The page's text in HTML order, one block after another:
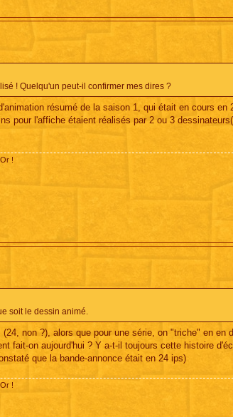
! Quelqu'un peut-il confirmer mes dires ?
résumé de la saison 1, qui était en cours en
pour l'affiche étaient réalisés par 2 ou 3
!
soit le dessin animé.
non ?), alors que pour une série, on "triche" en en
fait-on aujourd'hui ? Y a-t-il toujours cette histoire
que la bande-annonce était en 24 ips)
!